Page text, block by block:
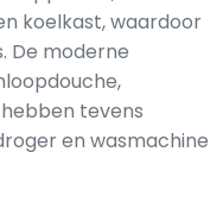
koelkast, waardoor
De moderne
tevens
en wasmachine